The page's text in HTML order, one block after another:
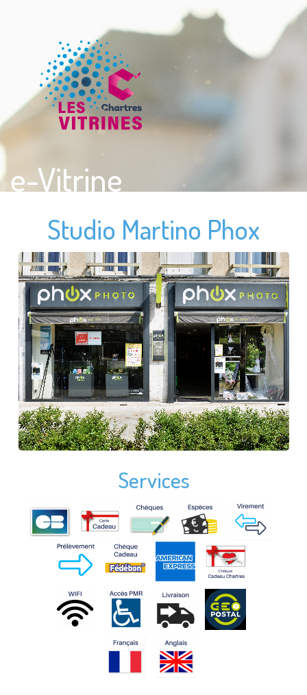
e-Vitrine
Studio Martino Phox
Services